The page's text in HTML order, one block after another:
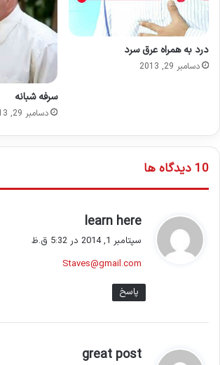
درد به همراه عرق سرد
دسامبر 29, 2013
سرفه شبانه
دسامبر 29, 2013
‫10 دیدگاه ها
learn here
ف
:
سپتامبر 1, 2014 در 5:32 ق.ظ
Staves@gmail.com
پاسخ
great post